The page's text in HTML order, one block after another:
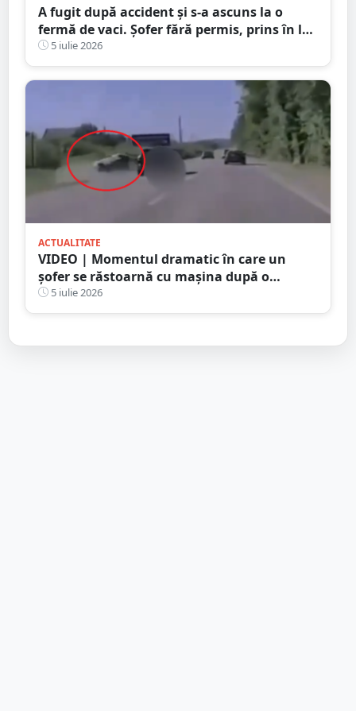
A fugit după accident și s-a ascuns la o
fermă de vaci. Șofer fără permis, prins în la
Satu Mare
5 iulie 2026
ACTUALITATE
VIDEO | Momentul dramatic în care un
șofer se răstoarnă cu mașina după o
depășire riscantă. Accidentul a fost surprins
de camera de bord
5 iulie 2026